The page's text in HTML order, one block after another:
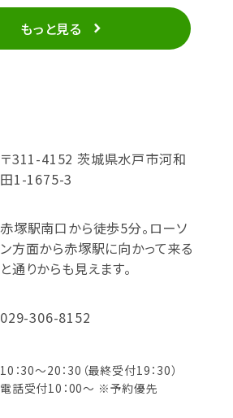
もっと見る
〒311-4152 茨城県水戸市河和
田1-1675-3
赤塚駅南口から徒歩5分。ローソ
ン方面から赤塚駅に向かって来る
と通りからも見えます。
029-306-8152
10：30～20：30（最終受付19：30）
電話受付10：00～ ※予約優先